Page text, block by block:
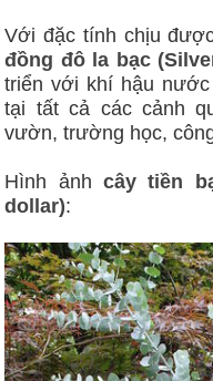
Với đặc tính chịu
đồng đô la bạc
triển với khí hậu
tại tất cả các cảnh
vườn, trường học,
Hình ảnhcây tiền
dollar):